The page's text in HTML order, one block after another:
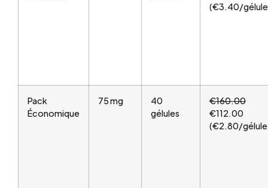
(€3.40/
Pack
Économique
75 mg
40
gélules
€160.00
€112.00
(€2.80/